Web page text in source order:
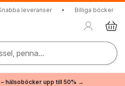
leveranser • Billiga böcker
penna...
– hälsoböcker upp till 50% →